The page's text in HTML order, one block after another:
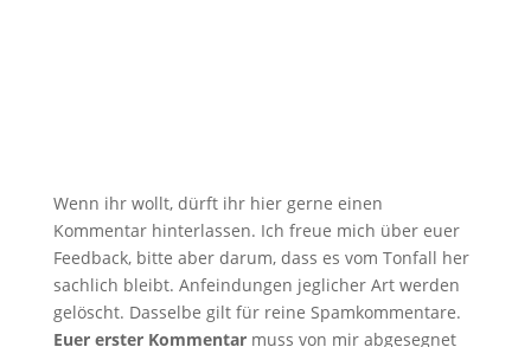
Wenn ihr wollt, dürft ihr hier gerne einen
Kommentar hinterlassen. Ich freue mich über euer
Feedback, bitte aber darum, dass es vom Tonfall her
sachlich bleibt. Anfeindungen jeglicher Art werden
gelöscht. Dasselbe gilt für reine Spamkommentare.
Euer erster Kommentarmuss von mir abgesegnet